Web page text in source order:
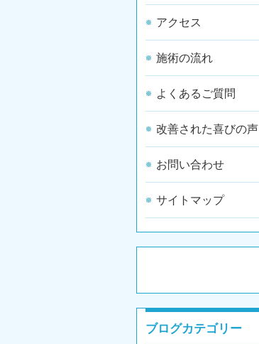
アクセス
施術の流れ
よくあるご質問
改善された喜びの声
お問い合わせ
サイトマップ
ブログカテゴリー